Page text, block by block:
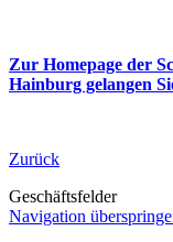
Zur Homepage der
Hainburg gelangen
Zurück
Geschäftsfelder
Navigation